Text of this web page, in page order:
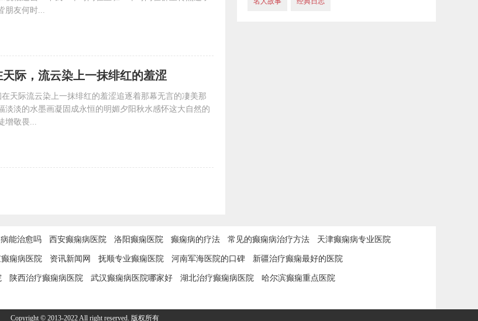
朋友何时...
天际，流云染上一抹绯红的羞涩
天际流云染上一抹绯红的羞涩追逐着那幕无言的凄美那
淡淡的水墨画凝固成永恒的明媚夕阳秋水感怀这大自然的
增敬畏...
能治愈吗 西安癫痫病医院 洛阳癫痫医院 癫痫病的疗法 常见的癫痫病治疗方法 天津癫痫病专业医院
痫病医院 资讯新闻网 抚顺专业癫痫医院 河南军海医院的口碑 新疆治疗癫痫最好的医院
陕西治疗癫痫病医院 武汉癫痫病医院哪家好 湖北治疗癫痫病医院 哈尔滨癫痫重点医院
Copyright © 2013-2022 All right reserved. 版权所有